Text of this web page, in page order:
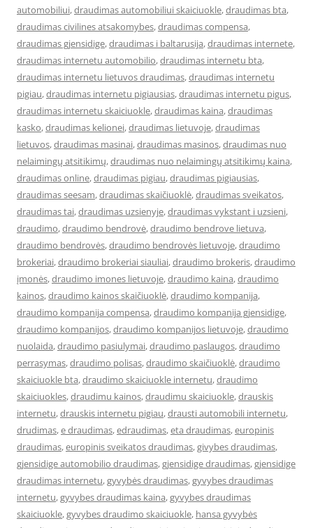
automobiliui,draudimas automobiliui skaiciuokle,draudimas bta,
draudimas civilines atsakomybes,draudimas compensa,
draudimas gjensidige,draudimas i baltarusija,draudimas internete,
draudimas internetu automobilio,draudimas internetu bta,
draudimas internetu lietuvos draudimas,draudimas internetu
pigiau,draudimas internetu pigiausias,draudimas internetu pigus,
draudimas internetu skaiciuokle,draudimas kaina,draudimas
kasko,draudimas kelionei,draudimas lietuvoje,draudimas
lietuvos,draudimas masinai,draudimas masinos,draudimas nuo
nelaimingų atsitikimų,draudimas nuo nelaimingų atsitikimų kaina,
draudimas online,draudimas pigiau,draudimas pigiausias,
draudimas seesam,draudimas skaičiuoklė,draudimas sveikatos,
draudimas tai,draudimas uzsienyje,draudimas vykstant i uzsieni,
draudimo,draudimo bendrovė,draudimo bendrove lietuva,
draudimo bendrovės,draudimo bendrovės lietuvoje,draudimo
brokeriai,draudimo brokeriai siauliai,draudimo brokeris,draudimo
įmonės,draudimo imones lietuvoje,draudimo kaina,draudimo
kainos,draudimo kainos skaičiuoklė,draudimo kompanija,
draudimo kompanija compensa,draudimo kompanija gjensidige,
draudimo kompanijos,draudimo kompanijos lietuvoje,draudimo
nuolaida,draudimo pasiulymai,draudimo paslaugos,draudimo
perrasymas,draudimo polisas,draudimo skaičiuoklė,draudimo
skaiciuokle bta,draudimo skaiciuokle internetu,draudimo
skaiciuokles,draudimu kainos,draudimu skaiciuokle,drauskis
internetu,drauskis internetu pigiau,drausti automobili internetu,
drudimas,e draudimas,edraudimas,eta draudimas,europinis
draudimas,europinis sveikatos draudimas,givybes draudimas,
gjensidige automobilio draudimas,gjensidige draudimas,gjensidige
draudimas internetu,gyvybės draudimas,gyvybes draudimas
internetu,gyvybes draudimas kaina,gyvybes draudimas
skaiciuokle,gyvybes draudimo skaiciuokle, hansa gyvybės